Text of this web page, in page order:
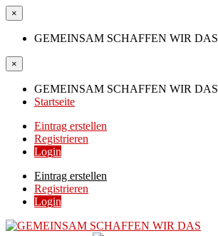
×
GEMEINSAM SCHAFFEN WIR DAS
×
GEMEINSAM SCHAFFEN WIR DAS
Startseite
Eintrag erstellen
Registrieren
Login
Eintrag erstellen
Registrieren
Login